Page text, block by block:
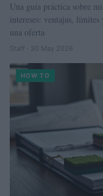
Una guía práctica sobre
intereses: ventajas, límites
una oferta
Staff · 30 May 2026
HOW TO